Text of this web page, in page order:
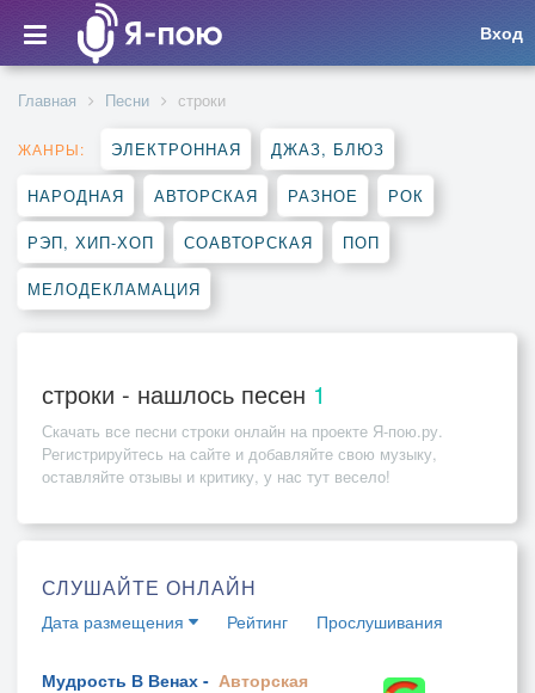
Вход
Главная Песни строки
ЖАНРЫ: ЭЛЕКТРОННАЯ ДЖАЗ, БЛЮЗ
НАРОДНАЯ АВТОРСКАЯ РАЗНОЕ РОК
РЭП, ХИП-ХОП СОАВТОРСКАЯ ПОП
МЕЛОДЕКЛАМАЦИЯ
строки - нашлось песен 1
Скачать все песни строки онлайн на проекте Я-пою.ру.
Регистрируйтесь на сайте и добавляйте свою музыку,
оставляйте отзывы и критику, у нас тут весело!
СЛУШАЙТЕ ОНЛАЙН
Дата размещения Рейтинг Прослушивания
Мудрость В Венах - Авторская